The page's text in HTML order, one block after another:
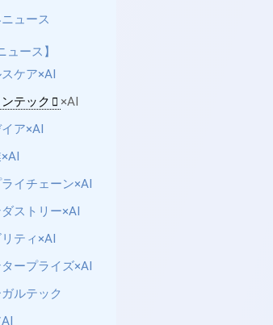
ュース
ュース】
ケア×AI
テック
×AI
ア×AI
イチェーン×AI
ストリー×AI
ティ×AI
ープライズ×AI
ガルテック